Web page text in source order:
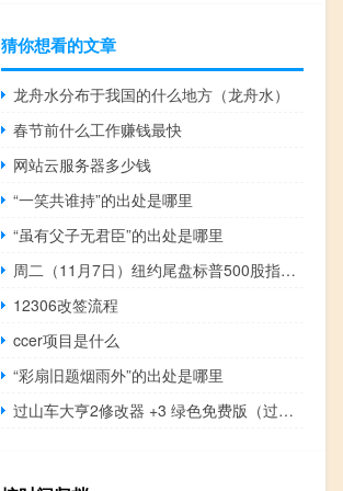
猜你想看的文章
龙舟水分布于我国的什么地方（龙舟水）
春节前什么工作赚钱最快
网站云服务器多少钱
“一笑共谁持”的出处是哪里
“虽有父子无君臣”的出处是哪里
周二（11月7日）纽约尾盘标普500股指期货最终上涨0.33%道指期货涨0.22%纳斯达克100股指期货涨0.96%罗素2000股指期货则跌0.11%
12306改签流程
ccer项目是什么
“彩扇旧题烟雨外”的出处是哪里
过山车大亨2修改器 +3 绿色免费版（过山车大亨2修改器 +3 绿色免费版功能简介）